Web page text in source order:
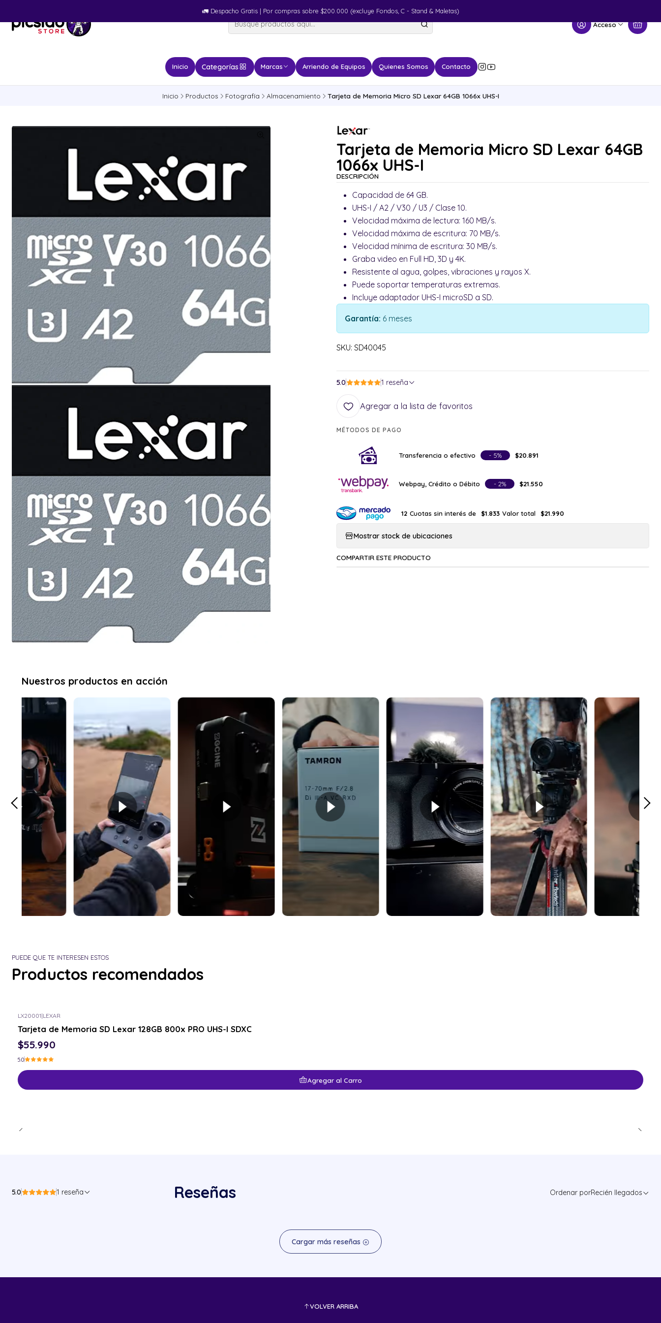
Acceso
Inicio Categorías Marcas Arriendo de Equipos Quienes Somos Contacto
🚛​ Despacho Gratis | Por compras sobre $200.000 (excluye Fondos, C - Stand & Maletas)
Inicio Productos Fotografía Almacenamiento Tarjeta de Memoria Micro SD Lexar 64GB 1066x UHS-I
Tarjeta de Memoria Micro SD Lexar 64GB
1066x UHS-I
DESCRIPCIÓN
Capacidad de 64 GB.
UHS-I / A2 / V30 / U3 / Clase 10.
Velocidad máxima de lectura: 160 MB/s.
Velocidad máxima de escritura: 70 MB/s.
Velocidad mínima de escritura: 30 MB/s.
Graba video en Full HD, 3D y 4K.
Resistente al agua, golpes, vibraciones y rayos X.
Puede soportar temperaturas extremas.
Incluye adaptador UHS-I microSD a SD.
Garantía: 6 meses
SKU: SD40045
5.0 1 reseña
Agregar a la lista de favoritos
MÉTODOS DE PAGO
Transferencia o efectivo - 5% $20.891
Webpay, Crédito o Débito - 2% $21.550
12 Cuotas sin interés de $1.833 Valor total $21.990
Mostrar stock de ubicaciones
COMPARTIR ESTE PRODUCTO
PUEDE QUE TE INTERESEN ESTOS
Productos recomendados
LX20001|LEXAR
Tarjeta de Memoria SD Lexar 128GB 800x PRO UHS-I SDXC
$55.990
5.0
Agregar al Carro
Reseñas
5.0 1 reseña Ordenar porRecién llegados
Cargar más reseñas
VOLVER ARRIBA